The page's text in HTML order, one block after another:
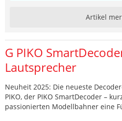
Artikel
G PIKO
Lautsprecher
Neuheit 2025: Die neueste
PIKO, der PIKO SmartDecoder –
passionierten Modellbahner eine